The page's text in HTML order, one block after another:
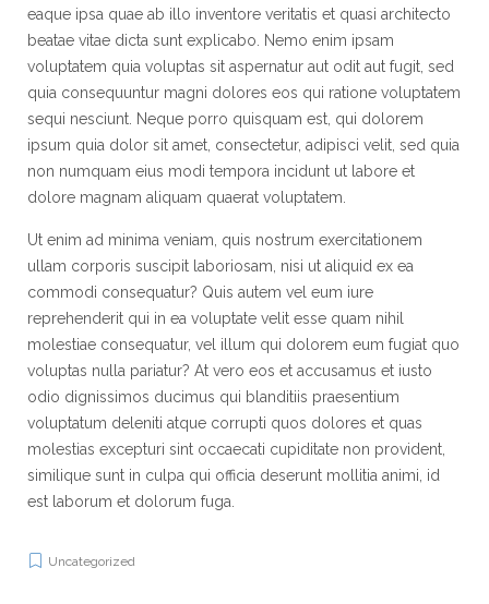
eaque ipsa quae ab illo inventore veritatis et quasi architecto
beatae vitae dicta sunt explicabo. Nemo enim ipsam
voluptatem quia voluptas sit aspernatur aut odit aut fugit, sed
quia consequuntur magni dolores eos qui ratione voluptatem
sequi nesciunt. Neque porro quisquam est, qui dolorem
ipsum quia dolor sit amet, consectetur, adipisci velit, sed quia
non numquam eius modi tempora incidunt ut labore et
dolore magnam aliquam quaerat voluptatem.
Ut enim ad minima veniam, quis nostrum exercitationem
ullam corporis suscipit laboriosam, nisi ut aliquid ex ea
commodi consequatur? Quis autem vel eum iure
reprehenderit qui in ea voluptate velit esse quam nihil
molestiae consequatur, vel illum qui dolorem eum fugiat quo
voluptas nulla pariatur? At vero eos et accusamus et iusto
odio dignissimos ducimus qui blanditiis praesentium
voluptatum deleniti atque corrupti quos dolores et quas
molestias excepturi sint occaecati cupiditate non provident,
similique sunt in culpa qui officia deserunt mollitia animi, id
est laborum et dolorum fuga.
Uncategorized